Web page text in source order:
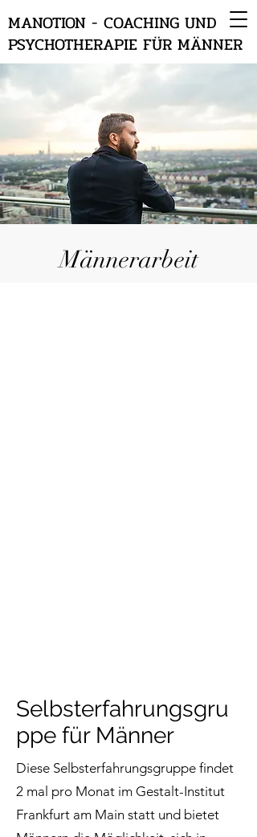
MANOTION - COACHING UND
PSYCHOTHERAPIE FÜR MÄNNER
Männerarbeit
Selbsterfahrungsgru
ppe für Männer
Diese Selbsterfahrungsgruppe findet
2 mal pro Monat im Gestalt-Institut
Frankfurt am Main statt und bietet